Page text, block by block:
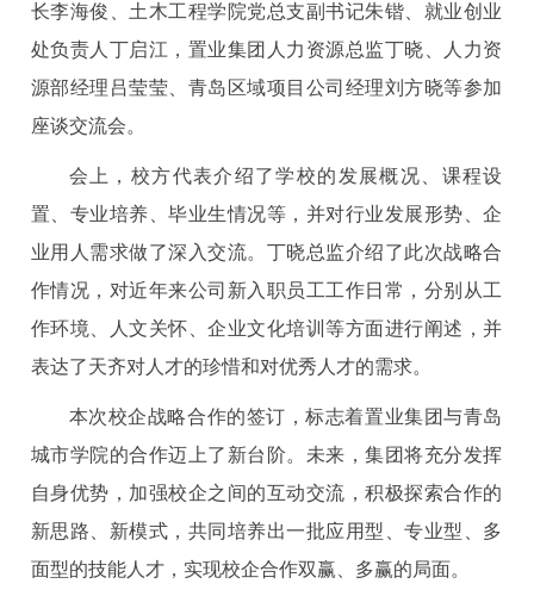
长李海俊、土木工程学院党总支副书记朱锴、就业创业
处负责人丁启江，置业集团人力资源总监丁晓、人力资
源部经理吕莹莹、青岛区域项目公司经理刘方晓等参加
座谈交流会。
会上，校方代表介绍了学校的发展概况、课程设
置、专业培养、毕业生情况等，并对行业发展形势、企
业用人需求做了深入交流。丁晓总监介绍了此次战略合
作情况，对近年来公司新入职员工工作日常，分别从工
作环境、人文关怀、企业文化培训等方面进行阐述，并
表达了天齐对人才的珍惜和对优秀人才的需求。
本次校企战略合作的签订，标志着置业集团与青岛
城市学院的合作迈上了新台阶。未来，集团将充分发挥
自身优势，加强校企之间的互动交流，积极探索合作的
新思路、新模式，共同培养出一批应用型、专业型、多
面型的技能人才，实现校企合作双赢、多赢的局面。